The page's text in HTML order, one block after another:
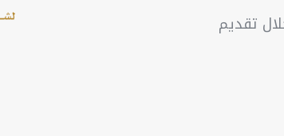
تقديم